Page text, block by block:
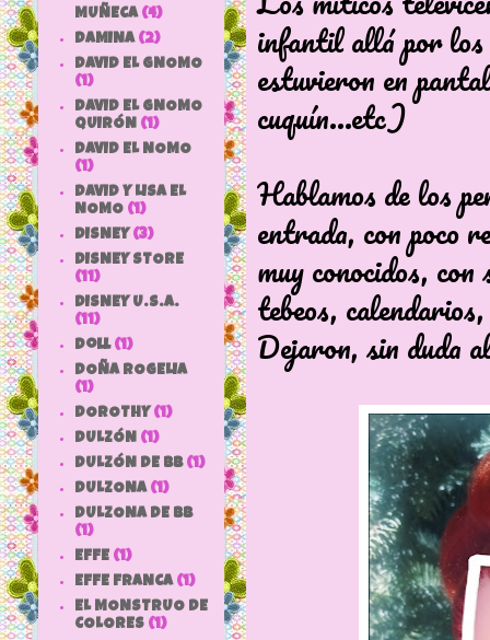
infantil allá por los
estuvieron en
cuquín...etc)
Hablamos de los
entrada, con poco
muy conocidos,
tebeos,
Dejaron, sin duda
MUÑECA (4)
DAMINA (2)
DAVID EL GNOMO
(1)
DAVID EL GNOMO
QUIRÓN (1)
DAVID EL NOMO
(1)
DAVID Y LISA EL
NOMO (1)
DISNEY (3)
DISNEY STORE
(11)
DISNEY U.S.A.
(11)
doll (1)
DOÑA ROGELIA
(1)
DOROTHY (1)
DULZÓN (1)
DULZÓN DE BB (1)
DULZONA (1)
DULZONA DE BB
(1)
EFFE (1)
EFFE FRANCA (1)
EL MONSTRUO DE
COLORES (1)